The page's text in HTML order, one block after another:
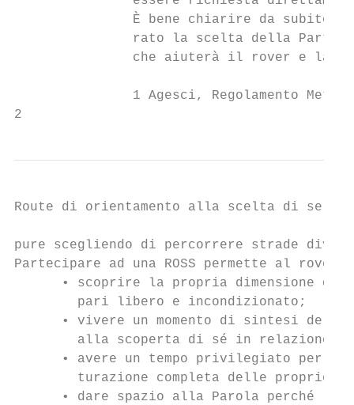
È bene chiarire da subito
rato la scelta della
che aiuterà il rover e la
1 Agesci, Regolamento
2
Route di orientamento alla scelta di
pure scegliendo di percorrere strade
Partecipare ad una ROSS permette al
• scoprire la propria dimensione di
        pari libero e incondizionato;
• vivere un momento di sintesi del
alla scoperta di sé in relazione
• avere un tempo privilegiato per
turazione completa delle proprie
• dare spazio alla Parola perché